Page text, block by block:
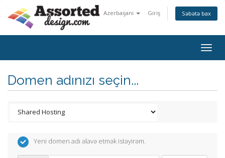
Azerbaijani Giriş Səbətə bax
Domen adınızı seçin...
Yeni domen adı əlavə etmək istəyirəm.